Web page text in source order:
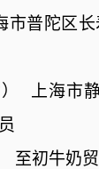
市普陀区
上海市
至初牛奶